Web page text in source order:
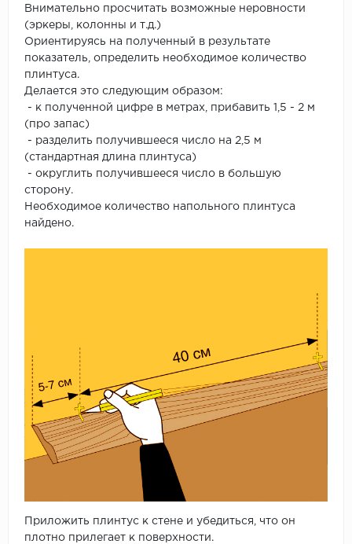
Внимательно просчитать возможные неровности
(эркеры, колонны и т.д.)
Ориентируясь на полученный в результате
показатель, определить необходимое количество
плинтуса.
Делается это следующим образом:
- к полученной цифре в метрах, прибавить 1,5 - 2 м
(про запас)
- разделить получившееся число на 2,5 м
(стандартная длина плинтуса)
- округлить получившееся число в большую
сторону.
Необходимое количество напольного плинтуса
найдено.
Приложить плинтус к стене и убедиться, что он
плотно прилегает к поверхности.